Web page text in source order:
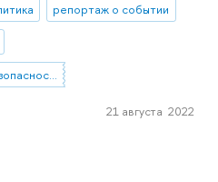
репортаж о событии
81.93.29 Информационная безопасность. Защита информации
21 августа 2022